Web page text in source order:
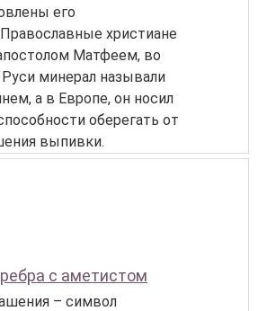
его
христиане
Матфеем, во
минерал называли
а в Европе, он носил
оберегать от
выпивки.
с аметистом
– символ